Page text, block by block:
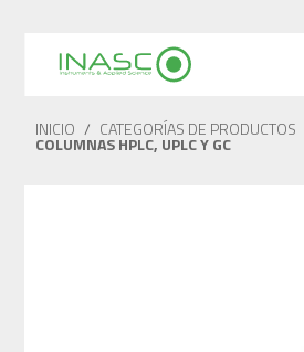
INICIO / CATEGORÍAS DE PRODUCTOS
COLUMNAS HPLC, UPLC Y GC